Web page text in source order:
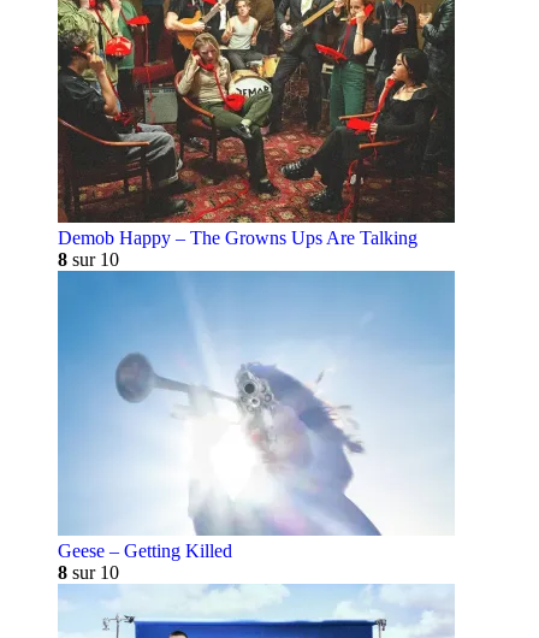
Demob Happy – The Growns Ups Are Talking
8 sur 10
Geese – Getting Killed
8 sur 10